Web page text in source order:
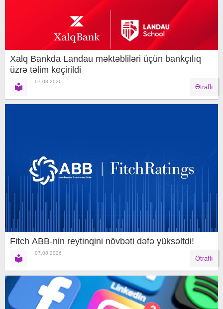
Xalq Bankda Landau məktəbliləri üçün bankçılıq
üzrə təlim keçirildi
07.08.2026
Ətraflı
Fitch ABB-nin reytinqini növbəti dəfə yüksəltdi!
07.08.2026
Ətraflı